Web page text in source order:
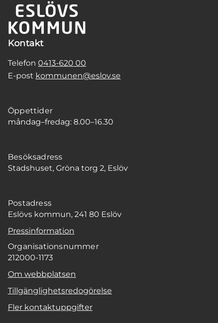
Kontakt
Telefon 0413-620 00
E-post kommunen@eslov.se
Öppettider
måndag–fredag: 8.00–16.30
Besöksadress
Stadshuset, Gröna torg 2, Eslöv
Postadress
Eslövs kommun, 241 80 Eslöv
Pressinformation
Organisationsnummer
212000-1173
Om webbplatsen
Tillgänglighetsredogörelse
Fler kontaktuppgifter